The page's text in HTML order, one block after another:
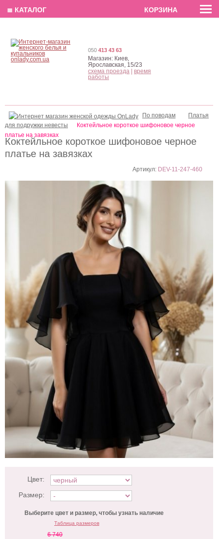
EN РУС
Коктейльное короткое шифоновое черное
платье на завязках
Артикул: DEV-11-247-460
Цвет:
Размер:
Выберите цвет и размер, чтобы узнать наличие
Таблица размеров
6 740
По поводам
Платья
для подружки невесты
Коктейльное короткое шифоновое черное
платье на завязках
050 413 43 63
Магазин: Киев,
Ярославская, 15/23
схема проезда
время
работы
≣ КАТАЛОГ КОРЗИНА